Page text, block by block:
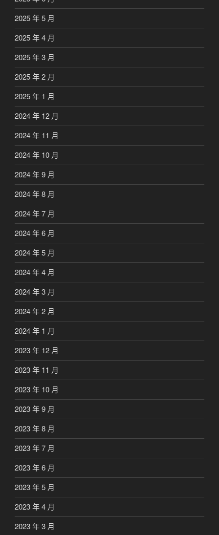
2025 年 5 月
2025 年 4 月
2025 年 3 月
2025 年 2 月
2025 年 1 月
2024 年 12 月
2024 年 11 月
2024 年 10 月
2024 年 9 月
2024 年 8 月
2024 年 7 月
2024 年 6 月
2024 年 5 月
2024 年 4 月
2024 年 3 月
2024 年 2 月
2024 年 1 月
2023 年 12 月
2023 年 11 月
2023 年 10 月
2023 年 9 月
2023 年 8 月
2023 年 7 月
2023 年 6 月
2023 年 5 月
2023 年 4 月
2023 年 3 月